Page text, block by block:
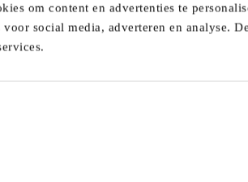
om content en advertenties te
voor social media, adverteren en analyse.